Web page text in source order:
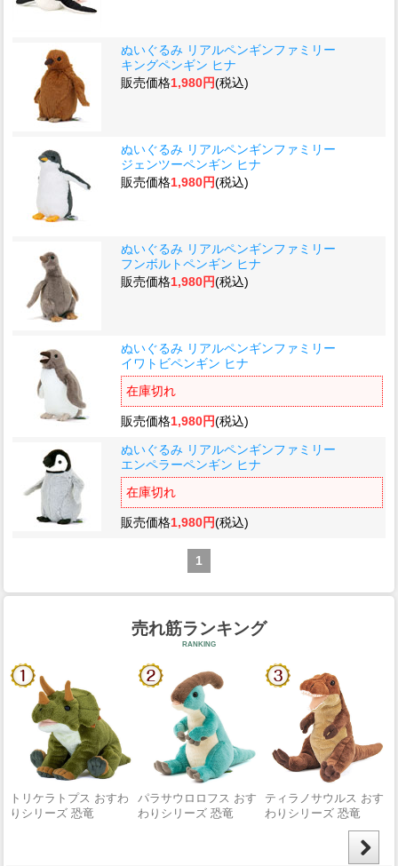
ぬいぐるみ リアルペンギンファミリー
キングペンギン ヒナ
販売価格1,980円(税込)
ぬいぐるみ リアルペンギンファミリー
ジェンツーペンギン ヒナ
販売価格1,980円(税込)
ぬいぐるみ リアルペンギンファミリー
フンボルトペンギン ヒナ
販売価格1,980円(税込)
ぬいぐるみ リアルペンギンファミリー
イワトビペンギン ヒナ
在庫切れ
販売価格1,980円(税込)
ぬいぐるみ リアルペンギンファミリー
エンペラーペンギン ヒナ
在庫切れ
販売価格1,980円(税込)
1